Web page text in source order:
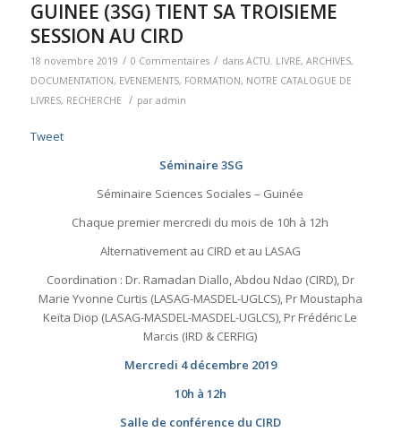
GUINEE (3SG) TIENT SA TROISIEME
SESSION AU CIRD
18 novembre 2019 / 0 Commentaires / dans ACTU. LIVRE, ARCHIVES,
DOCUMENTATION, EVENEMENTS, FORMATION, NOTRE CATALOGUE DE
LIVRES, RECHERCHE / par admin
Tweet
Séminaire 3SG
Séminaire Sciences Sociales – Guinée
Chaque premier mercredi du mois de 10h à 12h
Alternativement au CIRD et au LASAG
Coordination : Dr. Ramadan Diallo, Abdou Ndao (CIRD), Dr
Marie Yvonne Curtis (LASAG-MASDEL-UGLCS), Pr Moustapha
Keïta Diop (LASAG-MASDEL-MASDEL-UGLCS), Pr Frédéric Le
Marcis (IRD & CERFIG)
Mercredi 4 décembre 2019
10h à 12h
Salle de conférence du CIRD